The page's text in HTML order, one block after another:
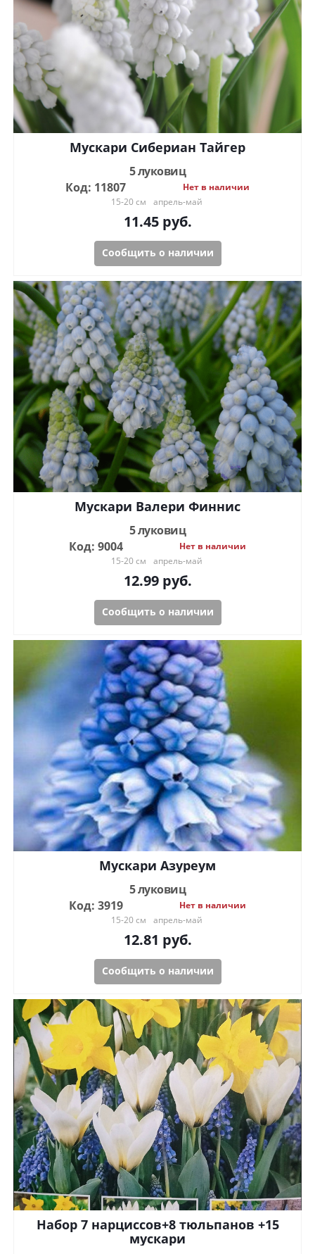
Мускари Сибериан Тайгер
5 луковиц
Код: 11807
Нет в наличии
15-20 см
апрель-май
11.45руб.
Сообщить о наличии
Мускари Валери Финнис
5 луковиц
Код: 9004
Нет в наличии
15-20 см
апрель-май
12.99руб.
Сообщить о наличии
Мускари Азуреум
5 луковиц
Код: 3919
Нет в наличии
15-20 см
апрель-май
12.81 руб.
Сообщить о наличии
Набор 7 нарциссов+8 тюльпанов +15
мускари